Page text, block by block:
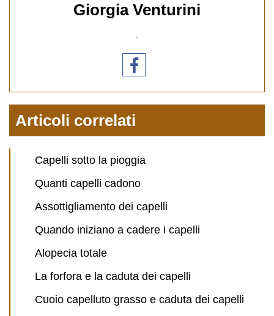
Giorgia Venturini
Articoli correlati
Capelli sotto la pioggia
Quanti capelli cadono
Assottigliamento dei capelli
Quando iniziano a cadere i capelli
Alopecia totale
La forfora e la caduta dei capelli
Cuoio capelluto grasso e caduta dei capelli